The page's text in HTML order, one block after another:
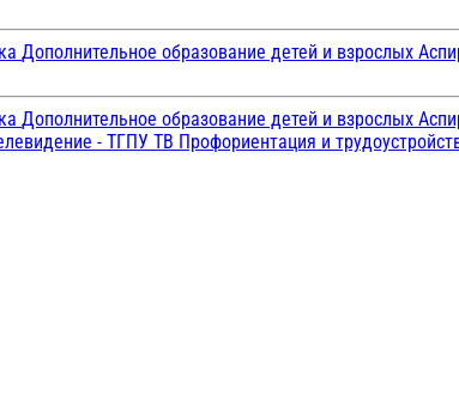
Дополнительное образование детей и взрослых
Дополнительное образование детей и взрослых
- ТГПУ ТВ Профориентация и